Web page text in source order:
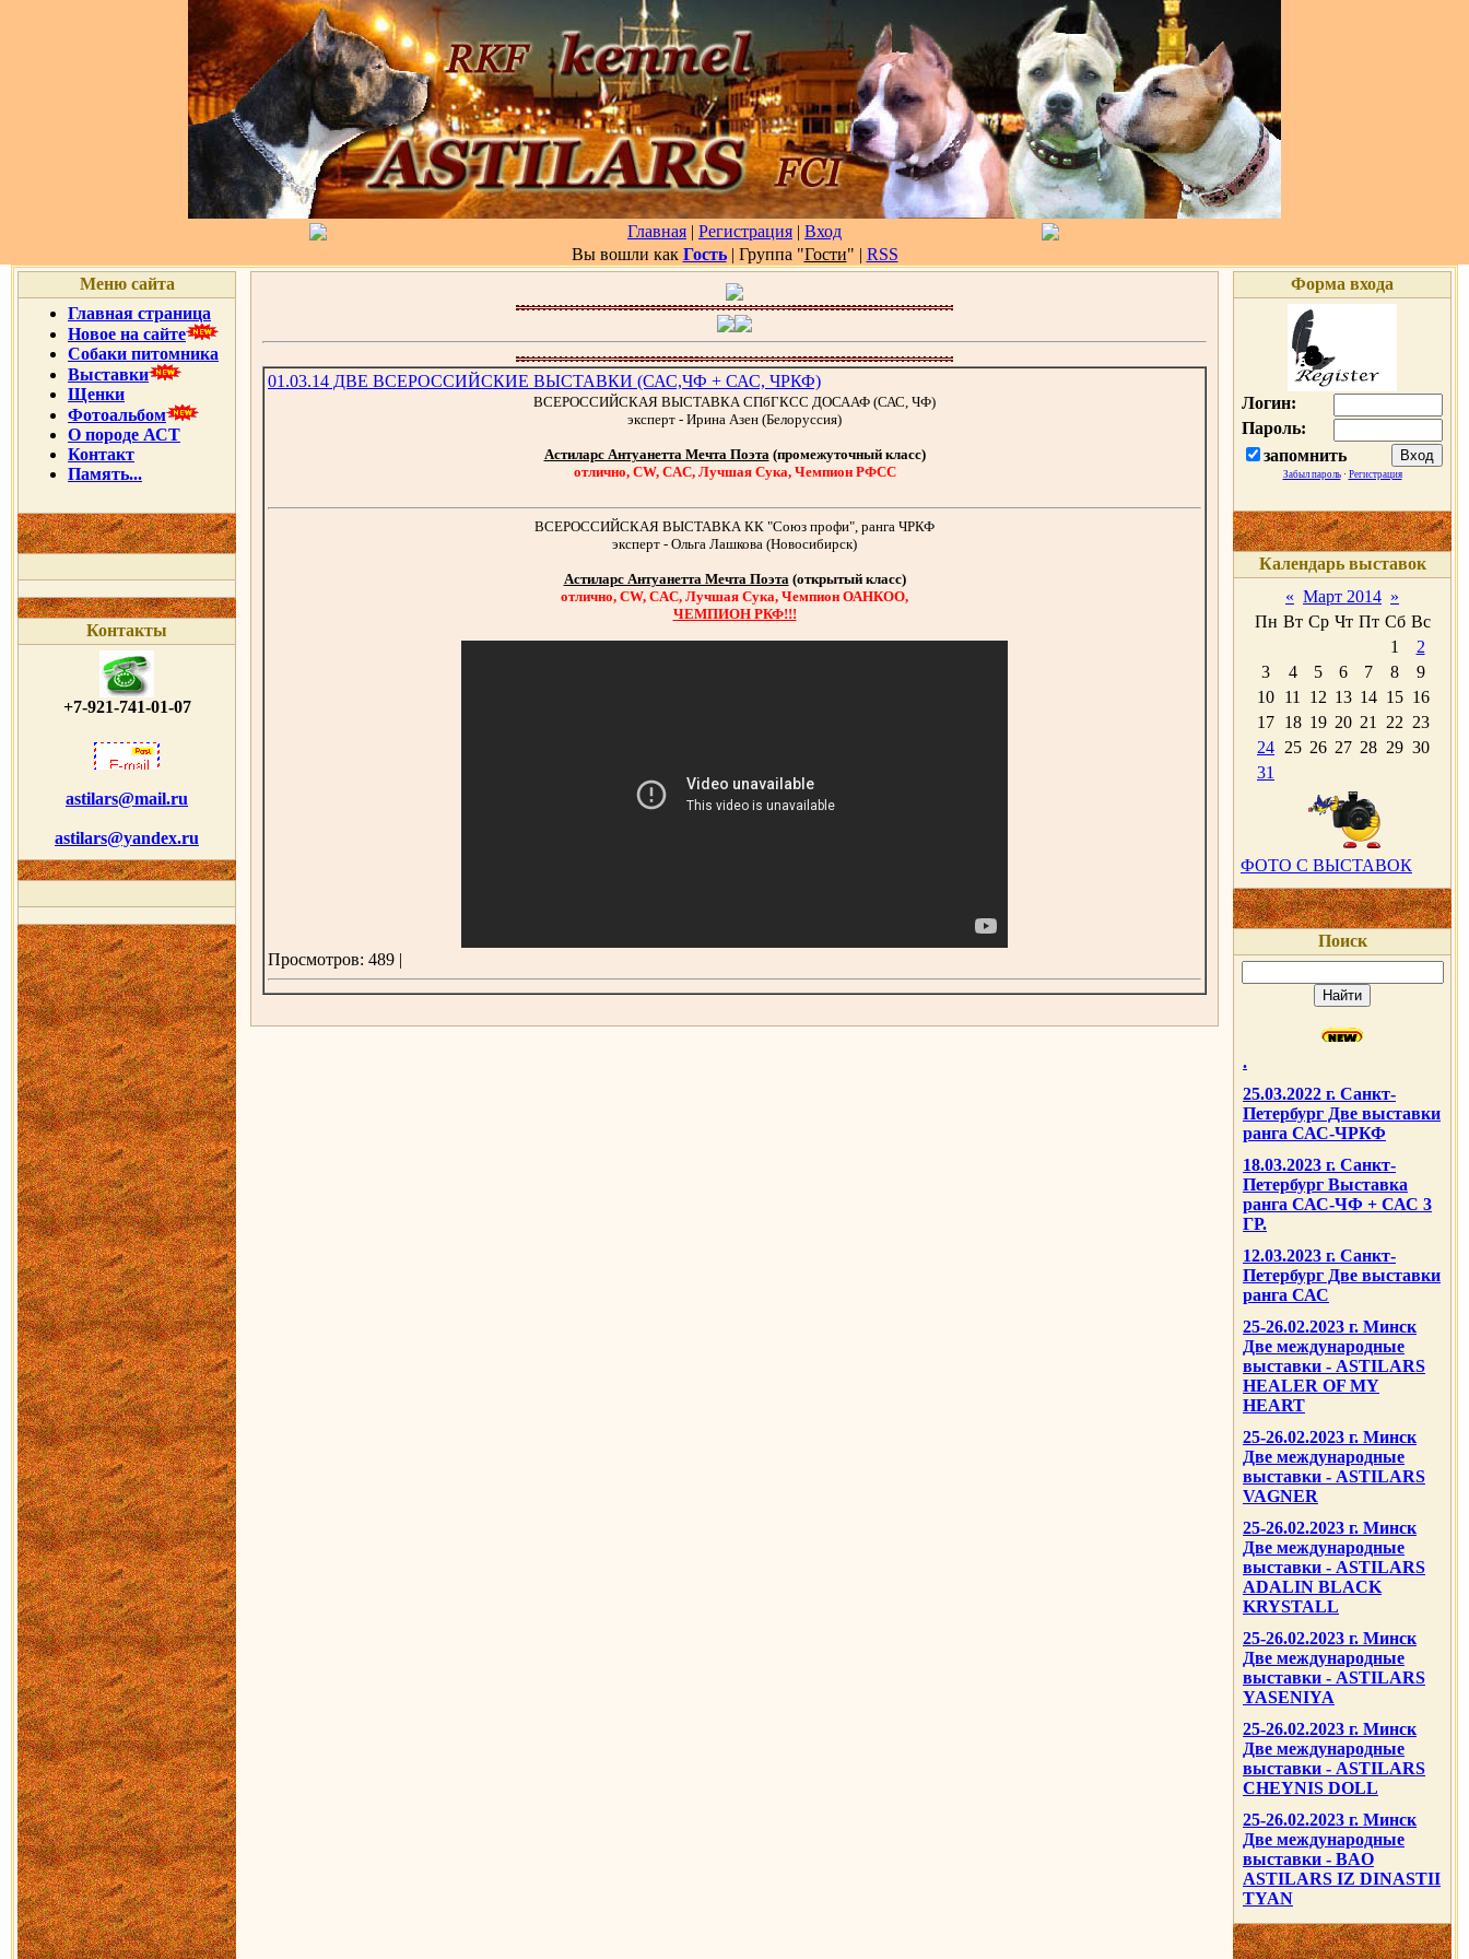
Главная | Регистрация | Вход
Вы вошли как Гость| Группа "Гости" | RSS
Меню сайта
Главная страница
Новое на сайте
Собаки питомника
Выставки
Щенки
Фотоальбом
О породе АСТ
Контакт
Память...
Контакты
+7-921-741-01-07
astilars@mail.ru
astilars@yandex.ru
01.03.14 ДВЕ ВСЕРОССИЙСКИЕ ВЫСТАВКИ (САС,ЧФ + САС, ЧРКФ)
ВСЕРОССИЙСКАЯ ВЫСТАВКА СПбГКСС ДОСААФ (САС, ЧФ)
эксперт - Ирина Азен (Белоруссия)
Астиларс Антуанетта Мечта Поэта(промежуточный класс)
отлично, CW, CAC, Лучшая Сука, Чемпион РФСС
ВСЕРОССИЙСКАЯ ВЫСТАВКА КК "Союз профи", ранга ЧРКФ
эксперт - Ольга Лашкова (Новосибирск)
Астиларс Антуанетта Мечта Поэта(открытый класс)
отлично, CW, CAC, Лучшая Сука, Чемпион ОАНКОО,
ЧЕМПИОН РКФ!!!
Просмотров: 489 |
Форма входа
Логин:
Пароль:
запомнить
Забыл пароль· Регистрация
Календарь выставок
« Март 2014 »
Пн Вт Ср Чт Пт Сб Вс
1
2
3
4 5 6 7 8
9
10 11 12 13 14 15 16
17 18 19 20 21 22 23
24 25 26 27 28 29 30
31
ФОТО С ВЫСТАВОК
Поиск
.
25.03.2022 г. Санкт-
Петербург Две выставки
ранга САС-ЧРКФ
18.03.2023 г. Санкт-
Петербург Выставка
ранга САС-ЧФ + САС 3
ГР.
12.03.2023 г. Санкт-
Петербург Две выставки
ранга САС
25-26.02.2023 г. Минск
Две международные
выставки - ASTILARS
HEALER OF MY
HEART
25-26.02.2023 г. Минск
Две международные
выставки - ASTILARS
VAGNER
25-26.02.2023 г. Минск
Две международные
выставки - ASTILARS
ADALIN BLACK
KRYSTALL
25-26.02.2023 г. Минск
Две международные
выставки - ASTILARS
YASENIYA
25-26.02.2023 г. Минск
Две международные
выставки - ASTILARS
CHEYNIS DOLL
25-26.02.2023 г. Минск
Две международные
выставки - BAO
ASTILARS IZ DINASTII
TYAN